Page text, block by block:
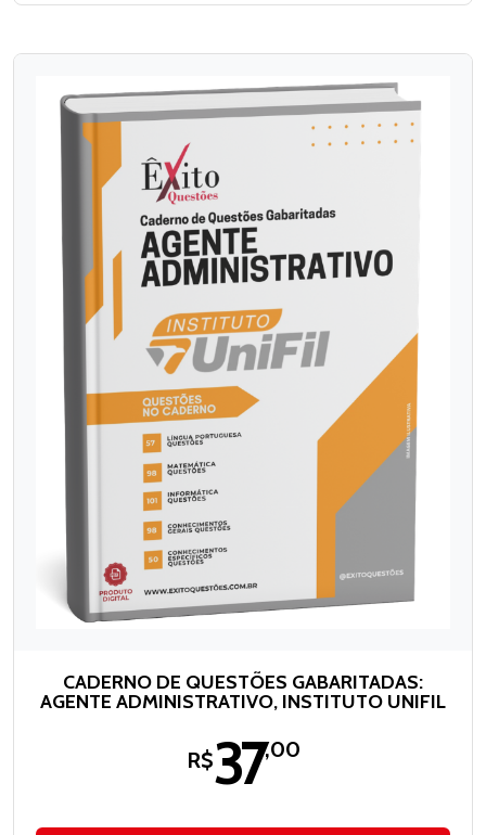
CADERNO DE QUESTÕES GABARITADAS:
AGENTE ADMINISTRATIVO, INSTITUTO UNIFIL
R$37,00